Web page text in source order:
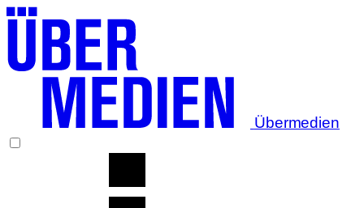
Übermedien